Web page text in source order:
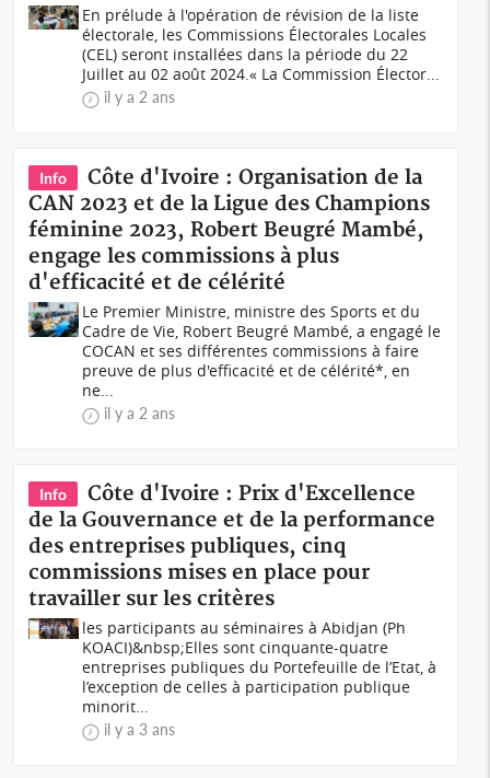
En prélude à l'opération de révision de la liste
électorale, les Commissions Électorales Locales
(CEL) seront installées dans la période du 22
Juillet au 02 août 2024.« La Commission Élector...
il y a 2 ans
Info
Côte d'Ivoire : Organisation de la
CAN 2023 et de la Ligue des Champions
féminine 2023, Robert Beugré Mambé,
engage les commissions à plus
d'efficacité et de célérité
Le Premier Ministre, ministre des Sports et du
Cadre de Vie, Robert Beugré Mambé, a engagé le
COCAN et ses différentes commissions à faire
preuve de plus d'efficacité et de célérité*, en
ne...
il y a 2 ans
Info
Côte d'Ivoire : Prix d'Excellence
de la Gouvernance et de la performance
des entreprises publiques, cinq
commissions mises en place pour
travailler sur les critères
les participants au séminaires à Abidjan (Ph
KOACI)&nbsp;Elles sont cinquante-quatre
entreprises publiques du Portefeuille de l’Etat, à
l’exception de celles à participation publique
minorit...
il y a 3 ans